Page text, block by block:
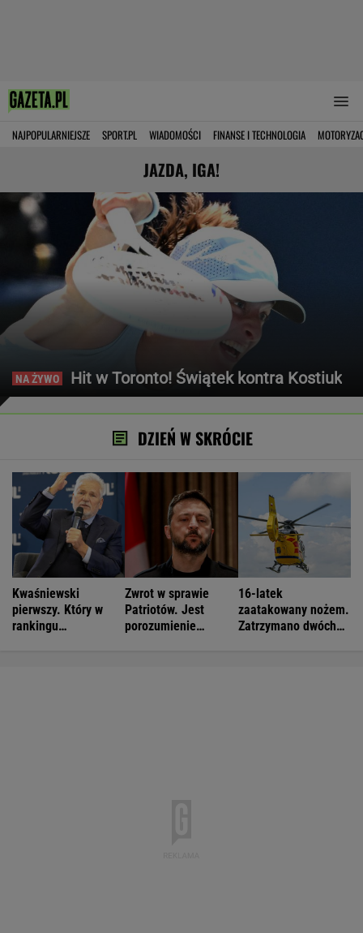
NAJPOPULARNIEJSZE SPORT.PL WIADOMOŚCI FINANSE I TECHNOLOGIA
JAZDA, IGA!
Hit w Toronto! Świątek kontra Kostiuk
DZIEŃ W SKRÓCIE
Kwaśniewski
pierwszy. Który w
rankingu
Zwrot w sprawie
Patriotów. Jest
porozumienie
16-latek
zaatakowany nożem.
Zatrzymano dwóch